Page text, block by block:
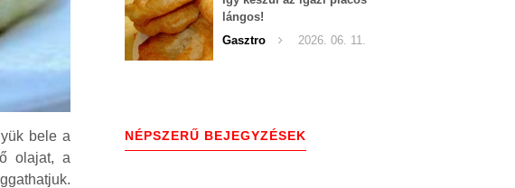
bele a
olajat, a
lángos!
Gasztro
2026. 06. 11.
NÉPSZERŰ BEJEGYZÉSEK